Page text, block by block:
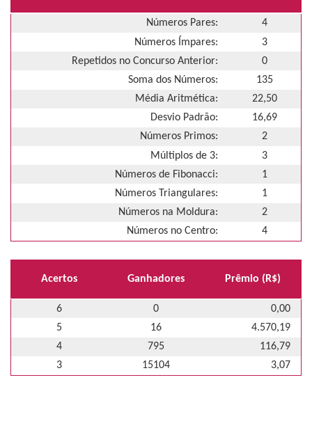
Números Pares:
4
Números Ímpares:
3
Repetidos no Concurso Anterior:
0
Soma dos Números:
135
Média Aritmética:
22,50
Desvio Padrão:
16,69
Números Primos:
2
Múltiplos de 3:
3
Números de Fibonacci:
1
Números Triangulares:
1
Números na Moldura:
2
Números no Centro:
4
Acertos Ganhadores Prêmio (R$)
6 0
0,00
5
16
4.570,19
4
795
116,79
3
15104 3,07